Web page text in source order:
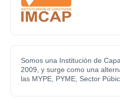
Somos una Institución de
2009, y surge como una
las MYPE, PYME, Sector